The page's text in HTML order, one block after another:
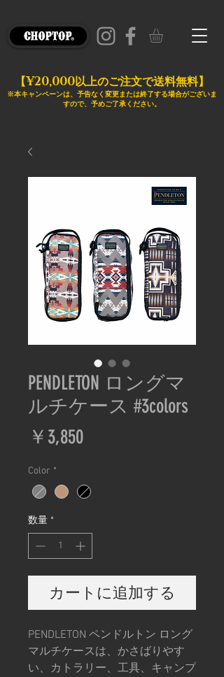
【¥20,000以上のご注文で送料無料】
※本キャンペーンは、予告なく変更または終了する場合がございま
すので、予めご了承ください。
PENDLETON ロングマ
ルチケース #3colors
￥3,850価
Color *
数量 *
カートに追加する
PENDLETON ペンドルトン ロング
マルチケースは、かさばりやす
い、カトラリー、工具、キャンプ